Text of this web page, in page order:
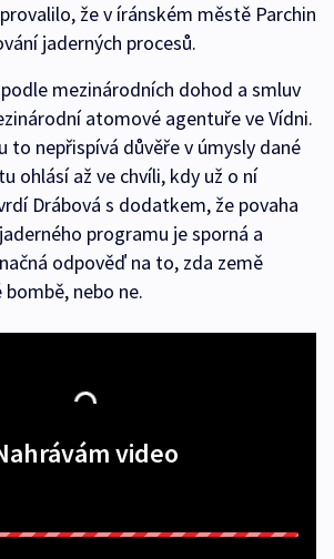
že v íránském městě Parchin
jaderných procesů.
mezinárodních dohod a smluv
atomové agentuře ve Vídni.
to nepřispívá důvěře v úmysly dané
ohlásí až ve chvíli, kdy už o ní
Drábová s dodatkem, že povaha
programu je sporná a
odpověď na to, zda země
nebo ne.
video